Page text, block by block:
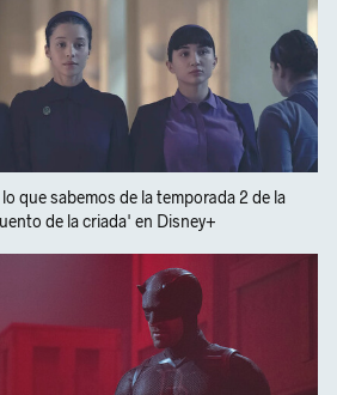
que sabemos de la temporada 2 de la
de la criada' en Disney+